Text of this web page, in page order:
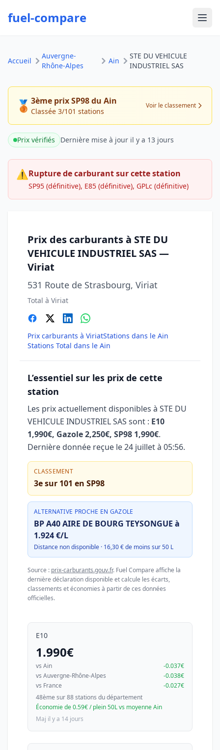
fuel-compare
Accueil
Auvergne-
Rhône-Alpes
Ain
STE DU VEHICULE
INDUSTRIEL SAS
🥉 3ème prix SP98 du Ain
Classée 3/101 stations
Voir le classement
Prix vérifiés Dernière mise à jour il y a 13 jours
⚠Rupture de carburant sur cette station
SP95 (définitive), E85 (définitive), GPLc (définitive)
Prix des carburants à STE DU
VEHICULE INDUSTRIEL SAS —
Viriat
531 Route de Strasbourg, Viriat
Total à Viriat
Prix carburants à ViriatStations dans le Ain
Stations Total dans le Ain
L’essentiel sur les prix de cette
station
Les prix actuellement disponibles à STE DU
VEHICULE INDUSTRIEL SAS sont : E10
1,990€, Gazole 2,250€, SP98 1,990€.
Dernière donnée reçue le24 juillet à 05:56.
CLASSEMENT
3e sur 101 en SP98
ALTERNATIVE PROCHE EN GAZOLE
BP A40 AIRE DE BOURG TEYSONGUE à
1.924 €/L
Distance non disponible · 16,30 € de moins sur 50 L
Source : prix-carburants.gouv.fr. Fuel Compare affiche la
dernière déclaration disponible et calcule les écarts,
classements et économies à partir de ces données
officielles.
E10
1.990€
vs Ain
-0.037€
vs Auvergne-Rhône-Alpes
-0.038€
vs France
-0.027€
48ème sur 88 stations du département
Économie de 0.59€ / plein 50L vs moyenne Ain
Maj il y a 14 jours